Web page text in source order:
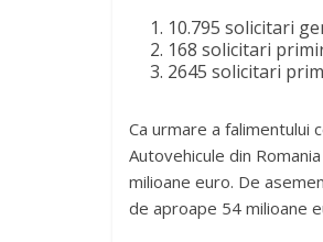
10.795 solicitari
168 solicitari
2645 solicitari
Ca urmare a falimentului
Autovehicule din
milioane euro. De
de aproape 54 milioane